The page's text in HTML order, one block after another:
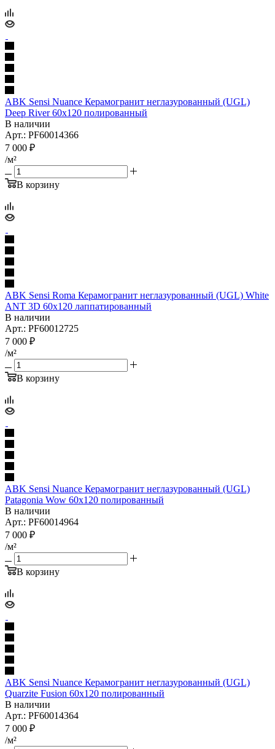
ABK Sensi Nuance Керамогранит неглазурованный (UGL)
Deep River 60x120 полированный
В наличии
Арт.: PF60014366
7 000 ₽
/м²
В корзину
ABK Sensi Roma Керамогранит неглазурованный (UGL) White
ANT 3D 60x120 лаппатированный
В наличии
Арт.: PF60012725
7 000 ₽
/м²
В корзину
ABK Sensi Nuance Керамогранит неглазурованный (UGL)
Patagonia Wow 60x120 полированный
В наличии
Арт.: PF60014964
7 000 ₽
/м²
В корзину
ABK Sensi Nuance Керамогранит неглазурованный (UGL)
Quarzite Fusion 60x120 полированный
В наличии
Арт.: PF60014364
7 000 ₽
/м²